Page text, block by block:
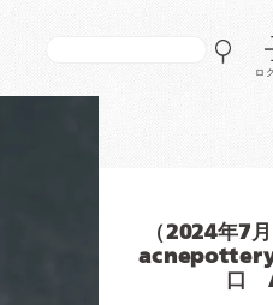
ロ
（2024年7
口